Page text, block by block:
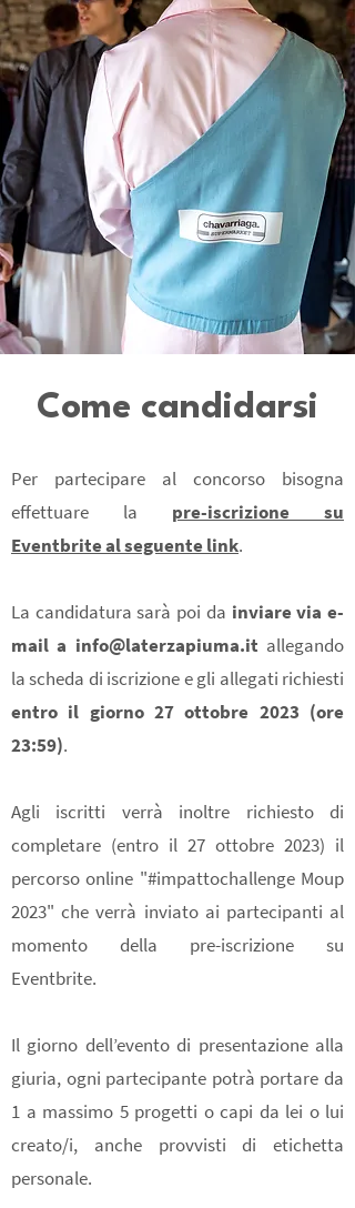
Come candidarsi
Per partecipare al concorso bisogna
effettuare la pre-iscrizione su
Eventbrite al seguente link.
La candidatura sarà poi da inviare via e-
mail a info@laterzapiuma.it allegando
la scheda di iscrizione e gli allegati richiesti
entro il giorno 27 ottobre 2023 (ore
23:59).
Agli iscritti verrà inoltre richiesto di
completare (entro il 27 ottobre 2023) il
percorso online "#impattochallenge Moup
2023" che verrà inviato ai partecipanti al
momento della pre-iscrizione su
Eventbrite.
Il giorno dell’evento di presentazione alla
giuria, ogni partecipante potrà portare da
1 a massimo 5 progetti o capi da lei o lui
creato/i, anche provvisti di etichetta
personale.